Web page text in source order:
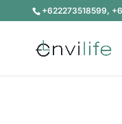
+622273518599,